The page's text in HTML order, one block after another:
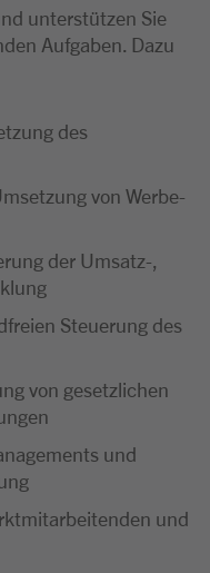
unterstützen Sie
Aufgaben. Dazu
des
von Werbe-
der Umsatz-,
Steuerung des
von gesetzlichen
und
und